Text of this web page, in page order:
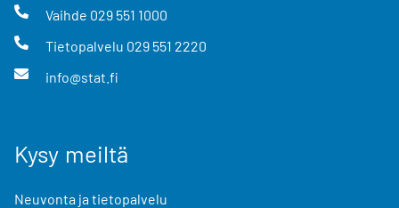
Vaihde 029 551 1000
Tietopalvelu 029 551 2220
info@stat.fi
Kysy meiltä
Neuvonta ja tietopalvelu